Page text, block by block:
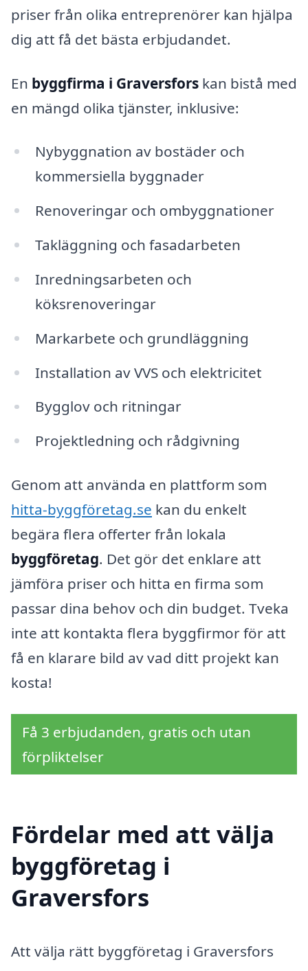
priser från olika entreprenörer kan hjälpa
dig att få det bästa erbjudandet.
En byggfirma i Graversfors kan bistå med
en mängd olika tjänster, inklusive:
Nybyggnation av bostäder och
kommersiella byggnader
Renoveringar och ombyggnationer
Takläggning och fasadarbeten
Inredningsarbeten och
köksrenoveringar
Markarbete och grundläggning
Installation av VVS och elektricitet
Bygglov och ritningar
Projektledning och rådgivning
Genom att använda en plattform som
hitta-byggföretag.se kan du enkelt
begära flera offerter från lokala
byggföretag. Det gör det enklare att
jämföra priser och hitta en firma som
passar dina behov och din budget. Tveka
inte att kontakta flera byggfirmor för att
få en klarare bild av vad ditt projekt kan
kosta!
Få 3 erbjudanden, gratis och utan
förpliktelser
Fördelar med att välja
byggföretag i
Graversfors
Att välja rätt byggföretag i Graversfors